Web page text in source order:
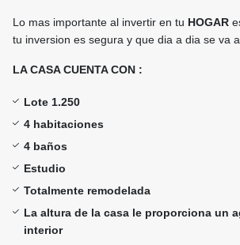
Lo mas importante al invertir en tu HOGAR
tu inversion es segura y que dia a dia se va a
LA CASA CUENTA CON :
Lote 1.250
4 habitaciones
4 baños
Estudio
Totalmente remodelada
La altura de la casa le proporciona un
interior